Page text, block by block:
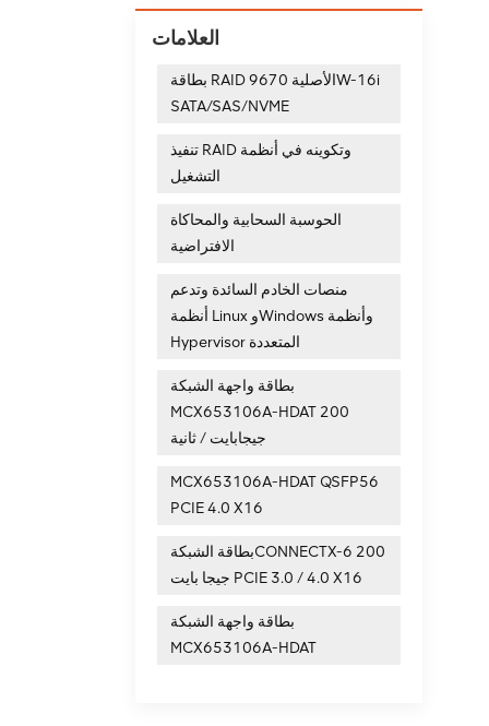
العلامات
بطاقة RAID الأصلية 9670W-16i
SATA/SAS/NVME
تنفيذ RAID وتكوينه في أنظمة
التشغيل
الحوسبة السحابية والمحاكاة
الافتراضية
منصات الخادم السائدة وتدعم
أنظمة Linux وWindows وأنظمة
Hypervisor المتعددة
بطاقة واجهة الشبكة
MCX653106A-HDAT 200
جيجابايت / ثانية
MCX653106A-HDAT QSFP56
PCIE 4.0 X16
بطاقة الشبكةCONNECTX-6 200
جيجا بايت PCIE 3.0 / 4.0 X16
بطاقة واجهة الشبكة
MCX653106A-HDAT